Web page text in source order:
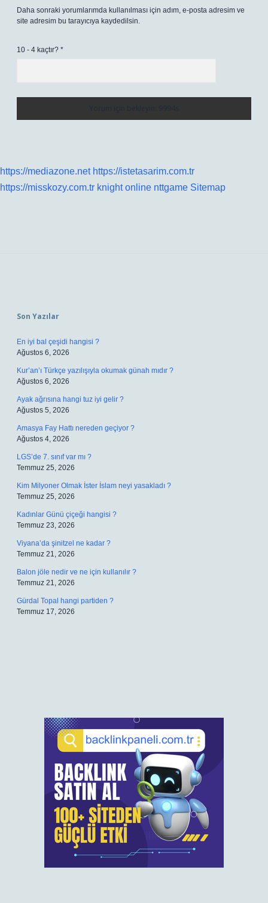
Daha sonraki yorumlarımda kullanılması için adım, e-posta adresim ve
site adresim bu tarayıcıya kaydedilsin.
10 - 4 kaçtır? *
https://mediazone.net https://istetasarim.com.tr
https://misskozy.com.tr knight online nttgame Sitemap
Son Yazılar
En iyi bal çeşidi hangisi ?
Ağustos 6, 2026
Kur’an’ı Türkçe yazılışıyla okumak günah mıdır ?
Ağustos 6, 2026
Ayak ağrısına hangi tuz iyi gelir ?
Ağustos 5, 2026
Amasya Fay Hattı nereden geçiyor ?
Ağustos 4, 2026
LGS’de 7. sınıf var mı ?
Temmuz 25, 2026
Kim Milyoner Olmak İster İslam neyi yasakladı ?
Temmuz 25, 2026
Kadınlar Günü çiçeği hangisi ?
Temmuz 23, 2026
Viyana’da şinitzel ne kadar ?
Temmuz 21, 2026
Balon jöle nedir ve ne için kullanılır ?
Temmuz 21, 2026
Gürdal Topal hangi partiden ?
Temmuz 17, 2026